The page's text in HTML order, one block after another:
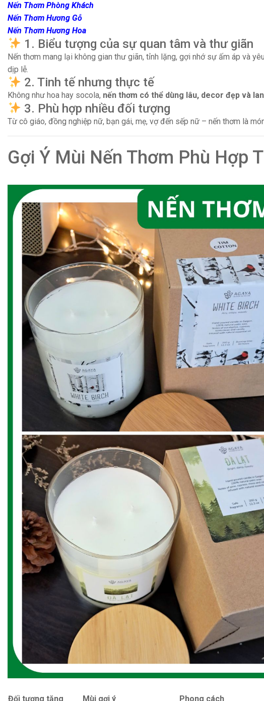
Nến Thơm Phòng Khách
Nến Thơm Hương Gỗ
Nến Thơm Hương Hoa
1. Biểu tượng của sự quan tâm và thư giãn
Nến thơm mang lại không gian thư giãn, tỉnh lặng, gợi nhớ sự ấm áp và
dịp lễ.
2. Tinh tế nhưng thực tế
Không như hoa hay socola, nến thơm có thể dùng lâu, decor đẹp và
3. Phù hợp nhiều đối tượng
Từ cô giáo, đồng nghiệp nữ, bạn gái, mẹ, vợ đến sếp nữ – nến thơm là
Gợi Ý Mùi Nến Thơm Phù Hợp
Đối tượng tặng Mùi gợi ý Phong cách